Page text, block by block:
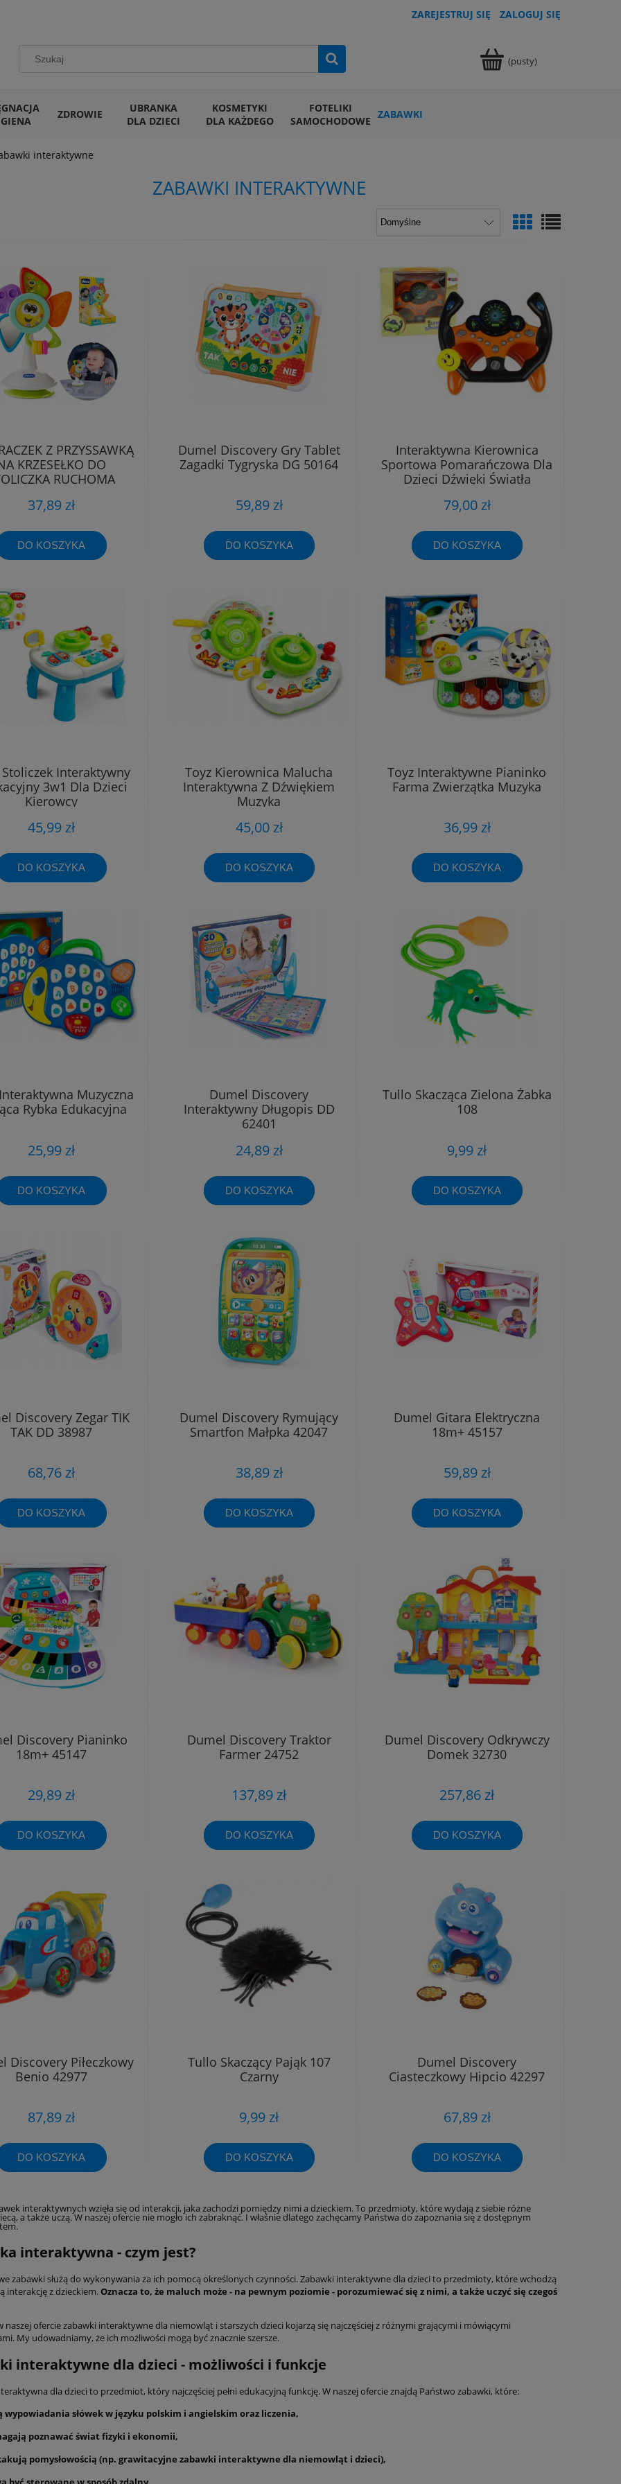
ZAREJESTRUJ SIĘ ZALOGUJ SIĘ
(pusty)
ZDROWIE
UBRANKA
DLA DZIECI
KOSMETYKI
DLA KAŻDEGO
FOTELIKI
SAMOCHODOWE ZABAWKI
interaktywne
ZABAWKI INTERAKTYWNE
Z PRZYSSAWKĄ
KRZESEŁKO DO
RUCHOMA
37,89 zł
DO KOSZYKA
Dumel Discovery Gry Tablet
Zagadki Tygryska DG 50164
59,89 zł
DO KOSZYKA
Interaktywna Kierownica
Sportowa Pomarańczowa Dla
Dzieci Dźwięki Światła
79,00 zł
DO KOSZYKA
Interaktywny
3w1 Dla Dzieci
Kierowcy
45,99 zł
DO KOSZYKA
Toyz Kierownica Malucha
Interaktywna Z Dźwiękiem
Muzyka
45,00 zł
DO KOSZYKA
Toyz Interaktywne Pianinko
Farma Zwierzątka Muzyka
36,99 zł
DO KOSZYKA
Muzyczna
Rybka Edukacyjna
25,99 zł
DO KOSZYKA
Dumel Discovery
Interaktywny Długopis DD
62401
24,89 zł
DO KOSZYKA
Tullo Skacząca Zielona Żabka
108
9,99 zł
DO KOSZYKA
Discovery Zegar TIK
TAK DD 38987
68,76 zł
DO KOSZYKA
Dumel Discovery Rymujący
Smartfon Małpka 42047
38,89 zł
DO KOSZYKA
Dumel Gitara Elektryczna
18m+ 45157
59,89 zł
DO KOSZYKA
Discovery Pianinko
18m+ 45147
29,89 zł
DO KOSZYKA
Dumel Discovery Traktor
Farmer 24752
137,89 zł
DO KOSZYKA
Dumel Discovery Odkrywczy
Domek 32730
257,86 zł
DO KOSZYKA
Discovery Piłeczkowy
Benio 42977
87,89 zł
DO KOSZYKA
Tullo Skaczący Pająk 107
Czarny
9,99 zł
DO KOSZYKA
Dumel Discovery
Ciasteczkowy Hipcio 42297
67,89 zł
DO KOSZYKA
interaktywnych wzięła się od interakcji, jaka zachodzi pomiędzy nimi a dzieckiem. To przedmioty, które wydają z siebie różne
a także uczą. W naszej ofercie nie mogło ich zabraknąć. I właśnie dlatego zachęcamy Państwa do zapoznania się z dostępnym
interaktywna - czym jest?
zabawki służą do wykonywania za ich pomocą określonych czynności. Zabawki interaktywne dla dzieci to przedmioty, które wchodzą
interakcję z dzieckiem.Oznacza to, że maluch może - na pewnym poziomie - porozumiewać się z nimi, a także uczyć się czegoś
naszej ofercie zabawki interaktywne dla niemowląt i starszych dzieci kojarzą się najczęściej z różnymi grającymi i mówiącymi
My udowadniamy, że ich możliwości mogą być znacznie szersze.
interaktywne dla dzieci - możliwości i funkcje
dla dzieci to przedmiot, który najczęściej pełni edukacyjną funkcję. W naszej ofercie znajdą Państwo zabawki, które:
wypowiadania słówek w języku polskim i angielskim oraz liczenia,
poznawać świat fizyki i ekonomii,
pomysłowością (np. grawitacyjne zabawki interaktywne dla niemowląt i dzieci),